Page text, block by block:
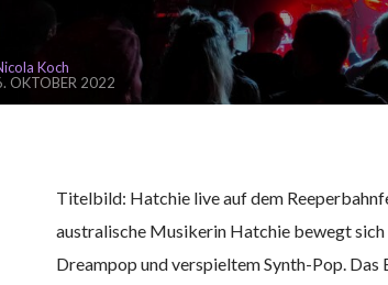
Koch
OKTOBER 2022
Titelbild: Hatchie live auf dem
australische Musikerin Hatchie bewegt sich
Dreampop und verspieltem Synth-Pop.